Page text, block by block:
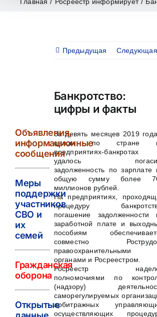
Предыдущая Следующая
Банкротство:
цифры и факты
За девять месяцев 2019
целом по стране
предприятиях-банкротах
удалось
задолженность по зарплате
общую сумму более
миллионов рублей.
На предприятиях,
процедуру
погашение задолженности
заработной плате и
пособиям
совместно
правоохранительными
органами и Росреестром.
Росреестр
полномочиями по
(надзору)
саморегулируемых
арбитражных
осуществляющих
Объявления,
информационные
сообщения
Меры
поддержки
участников
СВО и
их
семей
Гражданская
оборона
Открытые